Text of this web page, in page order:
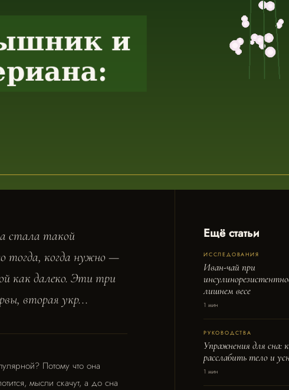
стала такой
тогда, когда нужно —
как далеко. Эти три
вторая укр...
Потому что она
мысли скачут, а до сна
Ещё статьи
ИССЛЕДОВАНИЯ
Иван-чай при
лишнем весе
1 мин
РУКОВОДСТВА
Упражнения для сна:
расслабить тело и
1 мин